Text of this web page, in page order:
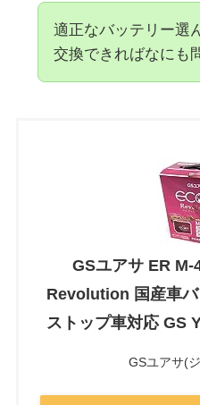
適正なバッテリー選
交換できればなにも
GSユアサ ER M-
Revolution 国産車
ストップ車対応 GS
GSユアサ(